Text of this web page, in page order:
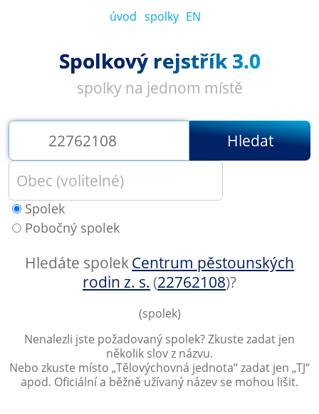
úvod spolky EN
Spolkový rejstřík 3.0
spolky na jednom místě
Hledat
Spolek
Pobočný spolek
Hledáte spolekCentrum pěstounských
rodin z. s. (22762108)?
(spolek)
Nenalezli jste požadovaný spolek? Zkuste zadat jen
několik slov z názvu.
Nebo zkuste místo „Tělovýchovná jednota“ zadat jen „TJ“
apod. Oficiální a běžně užívaný název se mohou lišit.